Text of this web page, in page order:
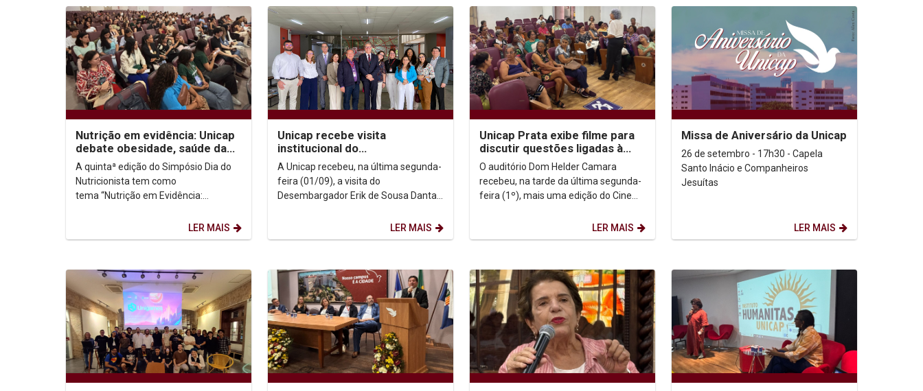
Nutrição em evidência: Unicap
debate obesidade, saúde da
mulher e performance no V
Simpósio Dia...
A quintaª edição do Simpósio Dia do
Nutricionista tem como
tema “Nutrição em Evidência:
performance”. O evento foi...LER MAIS
Unicap recebe visita
institucional do
Desembargador Erik Simões e
comitiva do TJPE
A Unicap recebeu, na última segunda-
feira (01/09), a visita do
Desembargador Erik de Sousa Dantas
LER MAIS
Unicap Prata exibe filme para
discutir questões ligadas à
maturidade no casamento
O auditório Dom Helder Camara
recebeu, na tarde da última segunda-
feira (1º), mais uma edição do Cine
LER MAIS
Missa de Aniversário da Unicap
26 de setembro - 17h30 - Capela
Santo Inácio e Companheiros
Jesuítas
LER MAIS